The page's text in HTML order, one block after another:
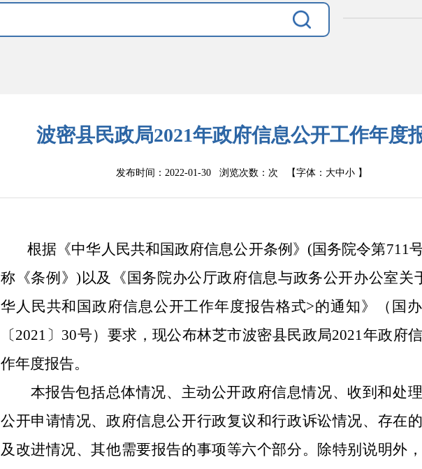
波密县民政局2021年政府信息公开工作年度
发布时间：2022-01-30 浏览次数： 次 【字体： 大中小 】
根据《中华人民共和国政府信息公开条例》 (国务院令第711
称《条例》) 以及《国务院办公厅政府信息与政务公开办公室关
华人民共和国政府信息公开工作年度报告格式>的通知》（国
〔2021 〕 30号）要求，现公布林芝市波密县民政局2021年政府
作年度报告。
本报告包括总体情况、主动公开政府信息情况、收到和处
公开申请情况、政府信息公开行政复议和行政诉讼情况、存在
及改进情况、其他需要报告的事项等六个部分。除特别说明外